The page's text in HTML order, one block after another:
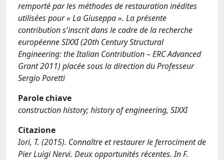
remporté par les méthodes de restauration inédites
utilisées pour « La Giuseppa ». La présente
contribution s'inscrit dans le cadre de la recherche
européenne SIXXI (20th Century Structural
Engineering: the Italian Contribution – ERC Advanced
Grant 2011) placée sous la direction du Professeur
Sergio Poretti
Parole chiave
construction history; history of engineering, SIXXI
Citazione
Iori, T. (2015). Connaître et restaurer le ferrociment de
Pier Luigi Nervi. Deux opportunités récentes. In F.